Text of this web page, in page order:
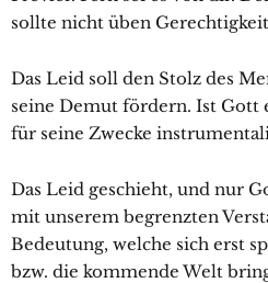
sollte nicht üben
Das Leid soll den Stolz des
seine Demut fördern. Ist Gott
für seine Zwecke
Das Leid geschieht, und nur
mit unserem begrenzten
Bedeutung, welche sich erst
bzw. die kommende Welt